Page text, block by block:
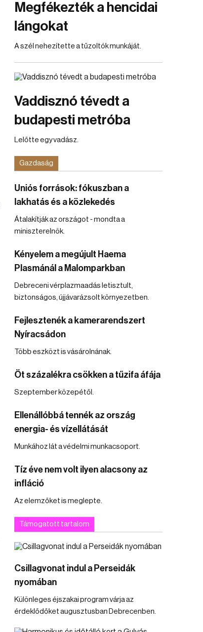
Megfékezték a hencidai
lángokat
A szél nehezítette a tűzoltók munkáját.
Vaddisznó tévedt a
budapesti metróba
Lelőtte egy vadász.
Gazdaság
Uniós források: fókuszban a
lakhatás és a közlekedés
Átalakítják az országot - mondta a
miniszterelnök.
Kényelem a megújult Haema
Plasmánál a Malomparkban
Debreceni vérplazmaadás letisztult,
biztonságos, újjávarázsolt környezetben.
Fejlesztenék a kamerarendszert
Nyíracsádon
Több eszközt is vásárolnának.
Öt százalékra csökken a tűzifa áfája
Szeptember közepétől.
Ellenállóbbá tennék az ország
energia- és vízellátását
Munkához lát a védelmi munkacsoport.
Tíz éve nem volt ilyen alacsony az
infláció
Az elemzőket is meglepte.
Támogatott tartalom
Csillagvonat indul a Perseidák
nyomában
Különleges éjszakai program várja az
érdeklődőket augusztusban Debrecenben.